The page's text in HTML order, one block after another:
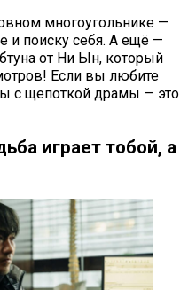
многоугольнике —
и поиску себя. А ещё —
от Ни Ын, который
Если вы любите
с щепоткой драмы — это
играет тобой, а